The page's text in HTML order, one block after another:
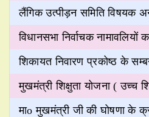
लैंगिक उत्पीड़न समिति विषयक
विधानसभा निर्वाचक
शिकायत निवारण प्रकोष्ठ के
मुखमंत्री शिक्षुता योजना ( उच्च
माo मुखमंत्री जी की घोषणा के